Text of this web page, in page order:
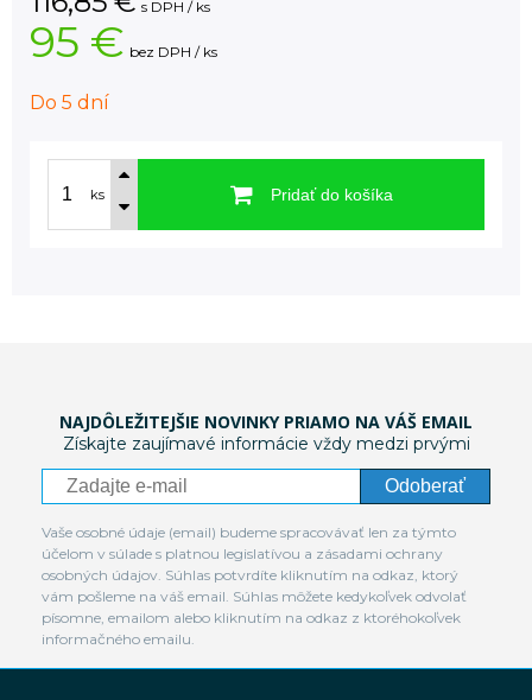
s DPH / ks
95 € bez DPH / ks
Do 5 dní
ks Pridať do košíka
NAJDÔLEŽITEJŠIE NOVINKY PRIAMO NA VÁŠ EMAIL
Získajte zaujímavé informácie vždy medzi prvými
Odoberať
Vaše osobné údaje (email) budeme spracovávať len za týmto
účelom v súlade s platnou legislatívou a zásadami ochrany
osobných údajov. Súhlas potvrdíte kliknutím na odkaz, ktorý
vám pošleme na váš email. Súhlas môžete kedykoľvek odvolať
písomne, emailom alebo kliknutím na odkaz z ktoréhokoľvek
informačného emailu.